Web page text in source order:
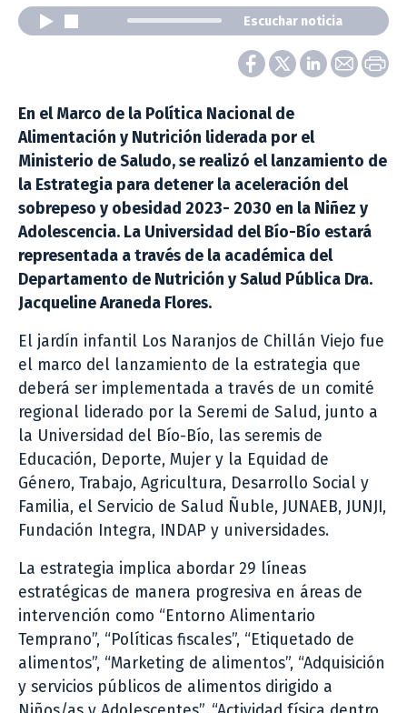
Escuchar noticia
En el Marco de la Política Nacional de
Alimentación y Nutrición liderada por el
Ministerio de Saludo, se realizó el lanzamiento de
la Estrategia para detener la aceleración del
sobrepeso y obesidad 2023- 2030 en la Niñez y
Adolescencia. La Universidad del Bío-Bío estará
representada a través de la académica del
Departamento de Nutrición y Salud Pública Dra.
Jacqueline Araneda Flores.
El jardín infantil Los Naranjos de Chillán Viejo fue
el marco del lanzamiento de la estrategia que
deberá ser implementada a través de un comité
regional liderado por la Seremi de Salud, junto a
la Universidad del Bío-Bío, las seremis de
Educación, Deporte, Mujer y la Equidad de
Género, Trabajo, Agricultura, Desarrollo Social y
Familia, el Servicio de Salud Ñuble, JUNAEB, JUNJI,
Fundación Integra, INDAP y universidades.
La estrategia implica abordar 29 líneas
estratégicas de manera progresiva en áreas de
intervención como “Entorno Alimentario
Temprano”, “Políticas fiscales”, “Etiquetado de
alimentos”, “Marketing de alimentos”, “Adquisición
y servicios públicos de alimentos dirigido a